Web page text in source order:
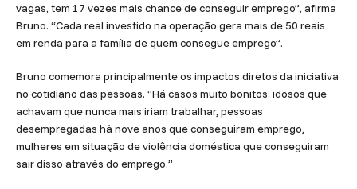
vagas, tem 17 vezes mais chance de conseguir emprego”, afirma
Bruno. “Cada real investido na operação gera mais de 50 reais
em renda para a família de quem consegue emprego”.
Bruno comemora principalmente os impactos diretos da iniciativa
no cotidiano das pessoas. “Há casos muito bonitos: idosos que
achavam que nunca mais iriam trabalhar, pessoas
desempregadas há nove anos que conseguiram emprego,
mulheres em situação de violência doméstica que conseguiram
sair disso através do emprego.”